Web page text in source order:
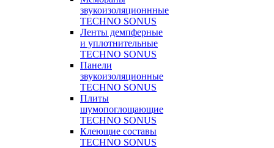
звукоизоляционнные
TECHNO SONUS
Ленты демпферные
и уплотнительные
TECHNO SONUS
Панели
звукоизоляционные
TECHNO SONUS
Плиты
шумопоглощающие
TECHNO SONUS
Клеющие составы
TECHNO SONUS